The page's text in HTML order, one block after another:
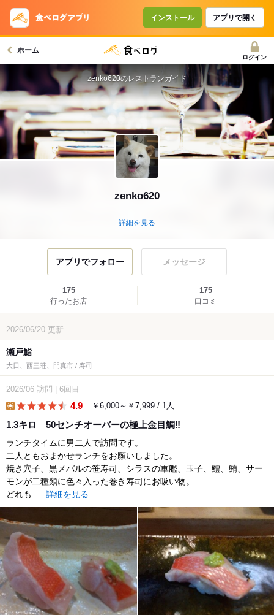
インストール アプリで開く
ホーム
ログイン
zenko620
詳細を見る
zenko620のレストランガイド
アプリでフォロー メッセージ
175
行ったお店
175
口コミ
2026/06/20 更新
瀬戸鮨
大日、西三荘、門真市 / 寿司
2026/06 訪問 6回目
4.9 ￥6,000～￥7,999 / 1人
1.3キロ 50センチオーバーの極上金目鯛‼️
ランチタイムに男二人で訪問です。
二人ともおまかせランチをお願いしました。
焼き穴子、黒メバルの笹寿司、シラスの軍艦、玉子、鱧、鮪、サー
モンが二種類に色々入った巻き寿司にお吸い物。
どれも...
詳細を見る